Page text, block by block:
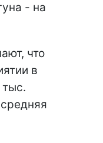
- на
что
в
тыс.